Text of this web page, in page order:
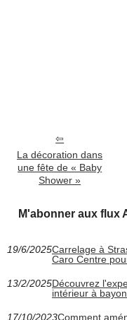
La décoration dans
une fête de « Baby
Shower »
M'abonner aux flux
19/6/2025Carrelage à
Caro Centre
13/2/2025Découvrez
intérieur à
17/10/2023Comment